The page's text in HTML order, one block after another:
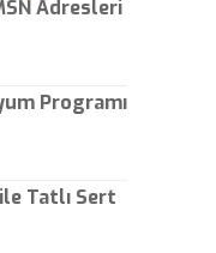
Adresleri
Programı
Tatlı Sert